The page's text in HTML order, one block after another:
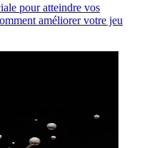
pour atteindre vos
améliorer votre jeu